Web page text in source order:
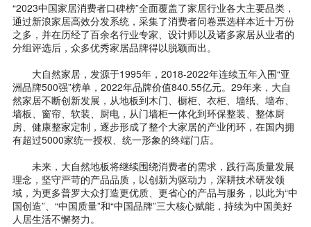
“2023中国家居消费者口碑榜”全面覆盖了家居行业各大主要品类，
通过新浪家居高效分发系统，采集了消费者问卷票选样本近十万份
之多，并在历经了百余名行业专家、设计师以及诸多家居从业者的
分组评选后，众多优秀家居品牌得以脱颖而出。
大自然家居，发源于1995年，2018-2022年连续五年入围“亚
洲品牌500强”榜单，2022年品牌价值840.55亿元。29年来，大自
然家居不断创新发展，从地板到木门、橱柜、衣柜、墙纸、墙布、
墙板、窗帘、软装、厨电，从门墙柜一体化到环保整装、整体厨
房、健康整家定制，逐步形成了整个大家居的产业闭环，在国内拥
有超过5000家统一授权、统一形象的终端门店。
未来，大自然地板将继续围绕消费者的需求，践行高质量发展
理念，坚守严苛的产品品质，以创新为驱动力，深耕技术研发领
域，为更多普罗大众打造更优质、更省心的产品与服务，以此为“中
国创造”、“中国质量”和“中国品牌”三大核心赋能，持续为中国美好
人居生活不懈努力。